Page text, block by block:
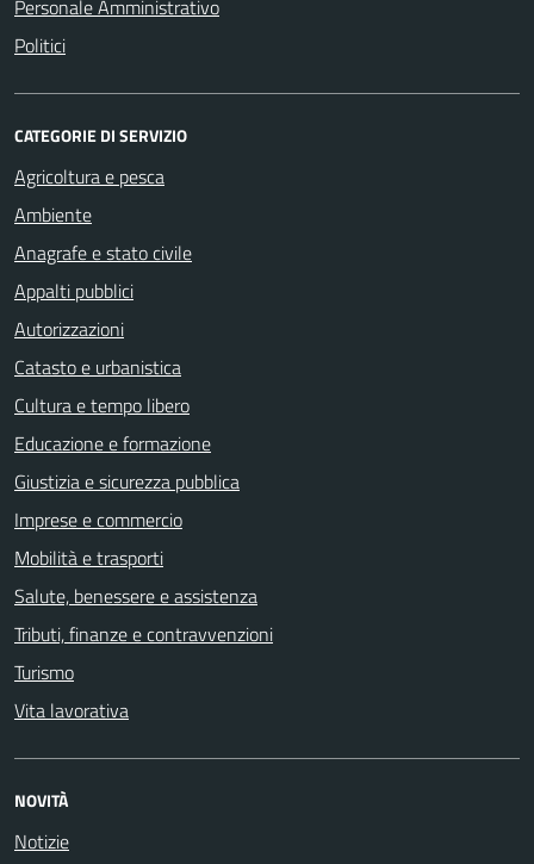
Personale Amministrativo
Politici
CATEGORIE DI SERVIZIO
Agricoltura e pesca
Ambiente
Anagrafe e stato civile
Appalti pubblici
Autorizzazioni
Catasto e urbanistica
Cultura e tempo libero
Educazione e formazione
Giustizia e sicurezza pubblica
Imprese e commercio
Mobilità e trasporti
Salute, benessere e assistenza
Tributi, finanze e contravvenzioni
Turismo
Vita lavorativa
NOVITÀ
Notizie